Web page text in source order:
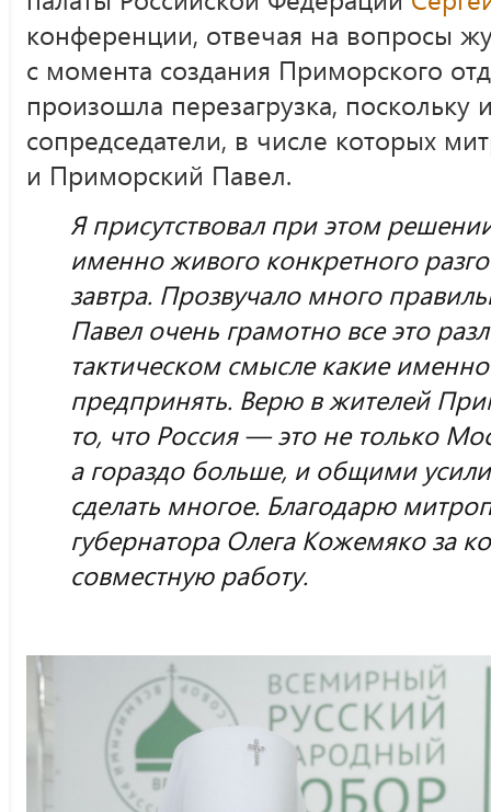
конференции, отвечая на вопросы
с момента создания Приморского
произошла перезагрузка,
сопредседатели, в числе которых
и Приморский Павел.
Я присутствовал при этом
именно живого конкретного
завтра. Прозвучало много
Павел очень грамотно все это
тактическом смысле какие
предпринять. Верю в жителей
то, что Россия — это не только
а гораздо больше, и общими
сделать многое. Благодарю
губернатора Олега Кожемяко за
совместную работу.